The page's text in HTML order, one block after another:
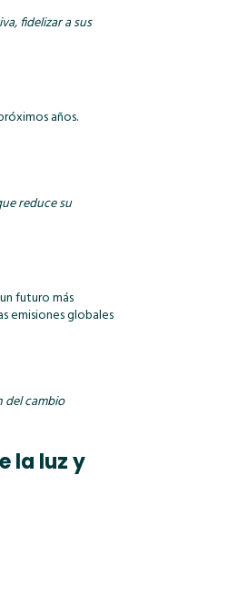
fidelizar a sus
años.
reduce su
futuro más
emisiones globales
del cambio
la luz y